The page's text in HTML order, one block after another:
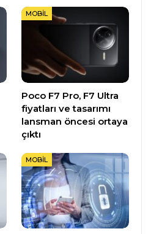
MOBIL
Poco F7 Pro, F7 Ultra
fiyatları ve tasarımı
lansman öncesi ortaya
çıktı
MOBIL